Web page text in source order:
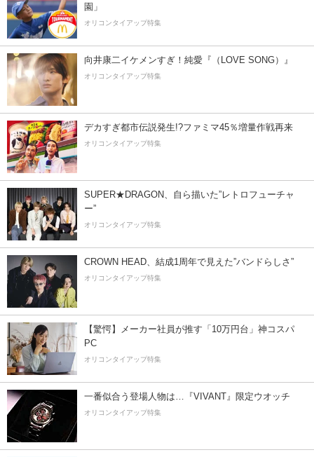
園」
オリコンタイアップ特集
向井康二イケメンすぎ！純愛『（LOVE SONG）』
オリコンタイアップ特集
デカすぎ都市伝説発生!?ファミマ45％増量作戦再来
オリコンタイアップ特集
SUPER★DRAGON、自ら描いた”レトロフューチャ
ー”
オリコンタイアップ特集
CROWN HEAD、結成1周年で見えた”バンドらしさ”
オリコンタイアップ特集
【驚愕】メーカー社員が推す「10万円台」神コスパ
PC
オリコンタイアップ特集
一番似合う登場人物は…『VIVANT』限定ウオッチ
オリコンタイアップ特集